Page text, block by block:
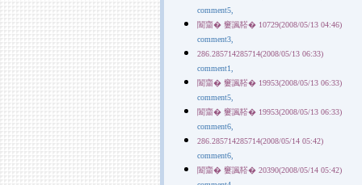
comment5,
闔齏� 窶諷鞳� 10729(2008/05/13 04:46)
comment3,
286.285714285714(2008/05/13 06:33)
comment1,
闔齏� 窶諷鞳� 19953(2008/05/13 06:33)
comment5,
闔齏� 窶諷鞳� 19953(2008/05/13 06:33)
comment6,
286.285714285714(2008/05/14 05:42)
comment6,
闔齏� 窶諷鞳� 20390(2008/05/14 05:42)